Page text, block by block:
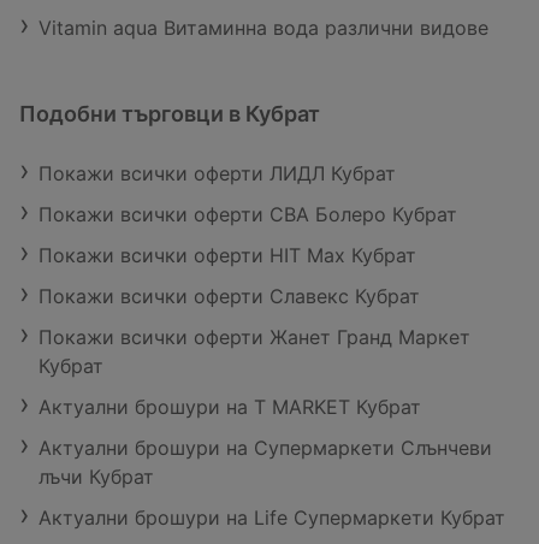
Vitamin aqua Витаминна вода различни видове
Подобни търговци в Кубрат
Покажи всички оферти ЛИДЛ Кубрат
Покажи всички оферти CBA Болеро Кубрат
Покажи всички оферти HIT Max Кубрат
Покажи всички оферти Славекс Кубрат
Покажи всички оферти Жанет Гранд Маркет
Кубрат
Актуални брошури на T MARKET Кубрат
Актуални брошури на Супермаркети Слънчеви
лъчи Кубрат
Актуални брошури на Life Супермаркети Кубрат